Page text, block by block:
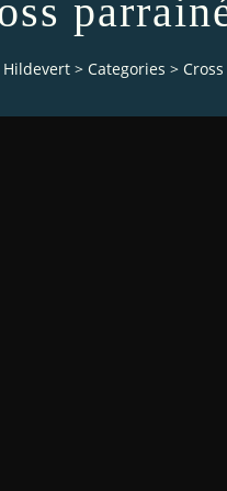
Hildevert > Categories >